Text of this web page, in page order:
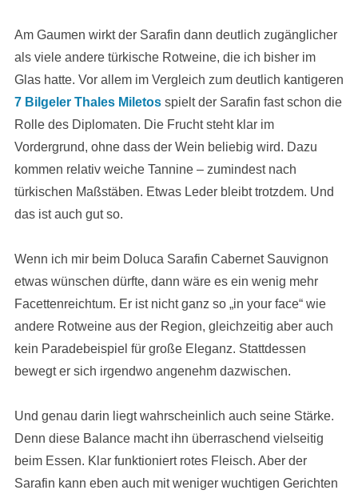
Am Gaumen wirkt der Sarafin dann deutlich zugänglicher
als viele andere türkische Rotweine, die ich bisher im
Glas hatte. Vor allem im Vergleich zum deutlich kantigeren
7 Bilgeler Thales Miletosspielt der Sarafin fast schon die
Rolle des Diplomaten. Die Frucht steht klar im
Vordergrund, ohne dass der Wein beliebig wird. Dazu
kommen relativ weiche Tannine – zumindest nach
türkischen Maßstäben. Etwas Leder bleibt trotzdem. Und
das ist auch gut so.
Wenn ich mir beim Doluca Sarafin Cabernet Sauvignon
etwas wünschen dürfte, dann wäre es ein wenig mehr
Facettenreichtum. Er ist nicht ganz so „in your face“ wie
andere Rotweine aus der Region, gleichzeitig aber auch
kein Paradebeispiel für große Eleganz. Stattdessen
bewegt er sich irgendwo angenehm dazwischen.
Und genau darin liegt wahrscheinlich auch seine Stärke.
Denn diese Balance macht ihn überraschend vielseitig
beim Essen. Klar funktioniert rotes Fleisch. Aber der
Sarafin kann eben auch mit weniger wuchtigen Gerichten